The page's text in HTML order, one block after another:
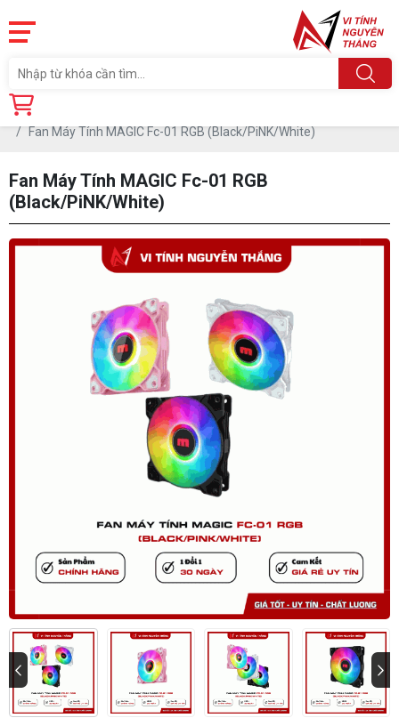
Trang chủ
Fan Máy Tính MAGIC Fc-01 RGB (Black/PiNK/White)
Fan Máy Tính MAGIC Fc-01 RGB
(Black/PiNK/White)